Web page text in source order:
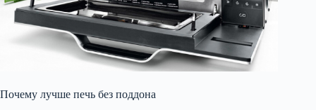
Почему лучше печь без поддона